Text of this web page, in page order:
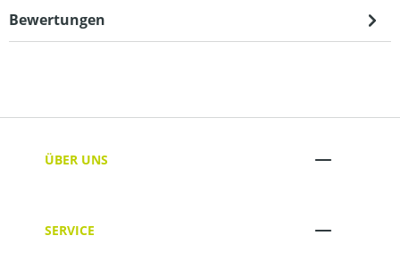
Bewertungen
ÜBER UNS
SERVICE